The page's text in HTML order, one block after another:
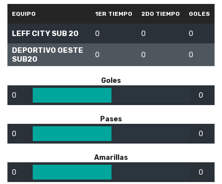
EQUIPO 1ER TIEMPO 2DO TIEMPO GOLES
LEFF CITY SUB 20 0 0
0
DEPORTIVO OESTE
SUB20
0 0 0
Goles
0 0
Pases
0 0
Amarillas
0 0